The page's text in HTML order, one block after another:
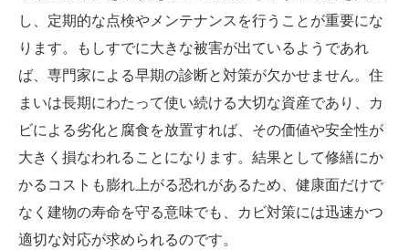
し、定期的な点検やメンテナンスを行うことが重要にな
ります。もしすでに大きな被害が出ているようであれ
ば、専門家による早期の診断と対策が欠かせません。住
まいは長期にわたって使い続ける大切な資産であり、カ
ビによる劣化と腐食を放置すれば、その価値や安全性が
大きく損なわれることになります。結果として修繕にか
かるコストも膨れ上がる恐れがあるため、健康面だけで
なく建物の寿命を守る意味でも、カビ対策には迅速かつ
適切な対応が求められるのです。